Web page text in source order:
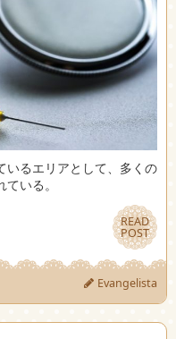
いるエリアとして、多くの
いる。
READ
POST
READ
POST
Evangelista